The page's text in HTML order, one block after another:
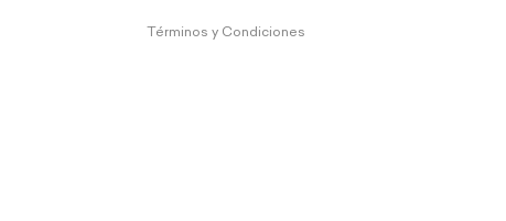
Términos y Condiciones